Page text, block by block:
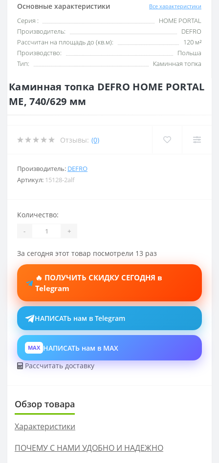
Основные характеристики Все характеристики
Серия :
HOME PORTAL
Производитель:
DEFRO
Рассчитан на площадь до (кв.м):
120 м²
Производство:
Польша
Тип:
Каминная топка
Каминная топка DEFRO HOME PORTAL
ME, 740/629 мм
Отзывы: (0)
Производитель: DEFRO
Артикул: 15128-2alf
Количество:
- +
За сегодня этот товар посмотрели 13 раз
🔥 ПОЛУЧИТЬ СКИДКУ СЕГОДНЯ в
Telegram
НАПИСАТЬ нам в Telegram
MAX НАПИСАТЬ нам в MAX
Рассчитать доставку
Обзор товара
Характеристики
ПОЧЕМУ С НАМИ УДОБНО И НАДЕЖНО